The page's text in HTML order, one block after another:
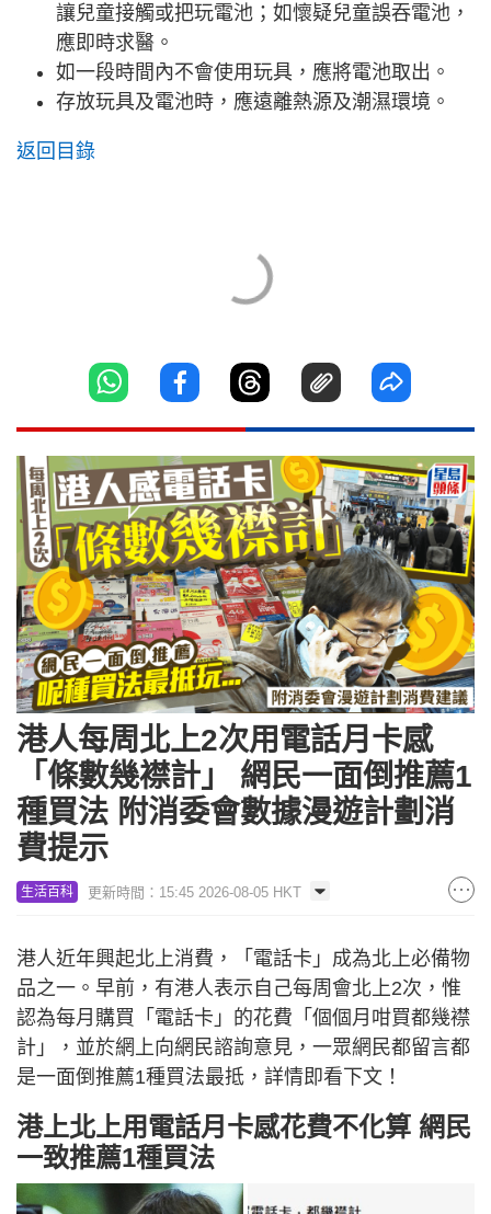
讓兒童接觸或把玩電池；如懷疑兒童誤吞電池，
應即時求醫。
如一段時間內不會使用玩具，應將電池取出。
存放玩具及電池時，應遠離熱源及潮濕環境。
返回目錄
港人每周北上2次用電話月卡感
「條數幾襟計」 網民一面倒推薦1
種買法 附消委會數據漫遊計劃消
費提示
生活百科 更新時間：15:45 2026-08-05 HKT
港人近年興起北上消費，「電話卡」成為北上必備物
品之一。早前，有港人表示自己每周會北上2次，惟
認為每月購買「電話卡」的花費「個個月咁買都幾襟
計」，並於網上向網民諮詢意見，一眾網民都留言都
是一面倒推薦1種買法最抵，詳情即看下文！
港上北上用電話月卡感花費不化算 網民
一致推薦1種買法